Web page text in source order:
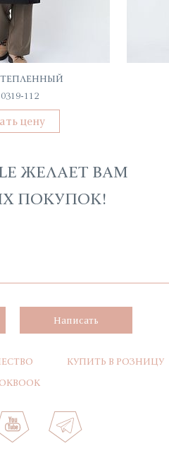
112
цену
ЖЕЛАЕТ ВАМ
ПОКУПОК!
Написать
КУПИТЬ В РОЗНИЦУ